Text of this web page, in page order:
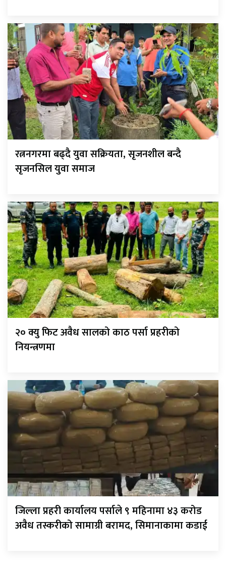
रत्ननगरमा बढ्दै युवा सक्रियता, सृजनशील बन्दै
सृजनसिल युवा समाज
२० क्यु फिट अवैध सालको काठ पर्सा प्रहरीको
नियन्त्रणमा
जिल्ला प्रहरी कार्यालय पर्साले ९ महिनामा ४३ करोड
अवैध तस्करीको सामाग्री बरामद, सिमानाकामा कडाई